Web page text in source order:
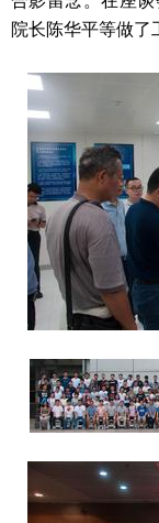
院长陈华平等做了